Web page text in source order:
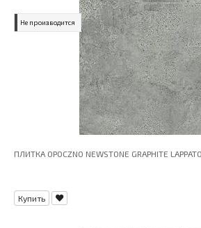
Не производится
ПЛИТКА OPOCZNO NEWSTONE GRAPHITE
Купить